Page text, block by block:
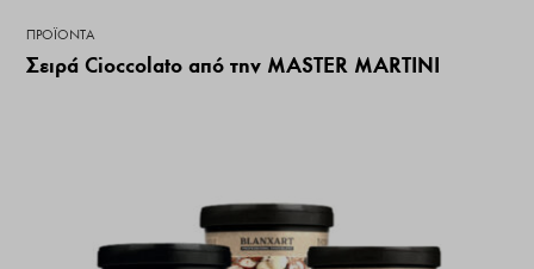
ΠΡΟΪΌΝΤΑ
Σειρά Cioccolato από την MASTER MARTINI